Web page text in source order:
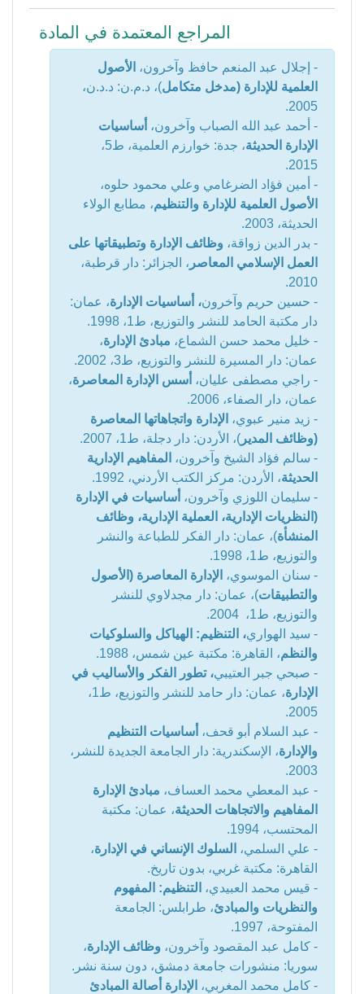
المراجع المعتمدة في المادة
- إجلال عبد المنعم حافظ وآخرون، الأصول
العلمية للإدارة (مدخل متكامل)، د.م.ن: د.د.ن،
2005.
- أحمد عبد الله الصباب وآخرون، أساسيات
الإدارة الحديثة
، جدة: خوارزم العلمية، ط5،
2015.
- أمين فؤاد الضرغامي وعلي محمود حلوه،
الأصول العلمية للإدارة والتنظيم، مطابع الولاء
الحديثة، 2003.
- بدر الدين زواقة، وظائف الإدارة وتطبيقاتها على
العمل الإسلامي المعاصر ، الجزائر: دار قرطبة،
2010.
- حسين حريم وآخرون، أساسيات الإدارة، عمان:
دار مكتبة الحامد للنشر والتوزيع، ط1، 1998.
- خليل محمد حسن الشماع، مبادئ الإدارة،
عمان: دار المسيرة للنشر والتوزيع، ط3، 2002.
- راجي مصطفى عليان، أسس الإدارة المعاصرة،
عمان، دار الصفاء، 2006.
- زيد منير عبوي، الإدارة واتجاهاتها المعاصرة
(وظائف المدير )، الأردن: دار دجلة، ط1، 2007.
- سالم فؤاد الشيخ وآخرون، المفاهيم الإدارية
الحديثة، الأردن: مركز الكتب الأردني، 1992.
- سليمان اللوزي وآخرون، أساسيات في الإدارة
(النظريات الإدارية، العملية الإدارية، وظائف
المنشأة)، عمان: دار الفكر للطباعة والنشر
والتوزيع، ط1، 1998.
- سنان الموسوي، الإدارة المعاصرة (الأصول
والتطبيقات)، عمان: دار مجدلاوي للنشر
والتوزيع، ط1، 2004.
- سيد الهواري، التنظيم: الهياكل والسلوكيات
والنظم، القاهرة: مكتبة عين شمس، 1988.
- صبحي جبر العتيبي، تطور الفكر والأساليب في
الإدارة
، عمان: دار حامد للنشر والتوزيع، ط1،
2005.
- عبد السلام أبو قحف، أساسيات التنظيم
والإدارة، الإسكندرية: دار الجامعة الجديدة للنشر،
2003.
- عبد المعطي محمد العساف، مبادئ الإدارة
المفاهيم والاتجاهات الحديثة، عمان: مكتبة
المحتسب، 1994.
- علي السلمي، السلوك الإنساني في الإدارة،
القاهرة: مكتبة غربي، بدون تاريخ.
- قيس محمد العبيدي، التنظيم: المفهوم
والنظريات والمبادئ، طرابلس: الجامعة
المفتوحة، 1997.
- كامل عبد المقصود وآخرون، وظائف الإدارة،
سوريا: منشورات جامعة دمشق، دون سنة نشر.
- كامل محمد المغربي، الإدارة أصالة المبادئ